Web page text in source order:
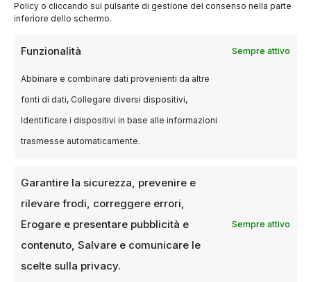
Policy o cliccando sul pulsante di gestione del consenso nella parte
inferiore dello schermo.
Funzionalità Sempre attivo
Abbinare e combinare dati provenienti da altre
fonti di dati, Collegare diversi dispositivi,
Identificare i dispositivi in base alle informazioni
trasmesse automaticamente.
Garantire la sicurezza, prevenire e
rilevare frodi, correggere errori,
Erogare e presentare pubblicità e
contenuto, Salvare e comunicare le
scelte sulla privacy.
Sempre attivo
Peaky Blinders, arriva il film “The
Tommy Shelby?
2 GENNAIO 2026 LUCA TALOTTA
Steven Knight torna con un film evento: un